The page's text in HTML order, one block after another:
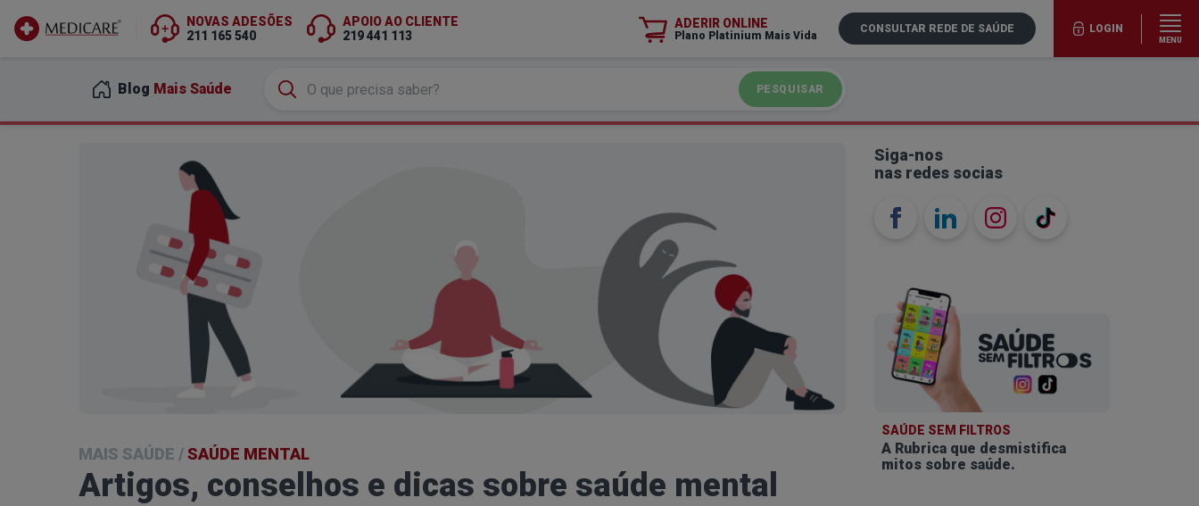
NOVAS ADESÕES
211 165 540
APOIO AO CLIENTE
219 441 113
ADERIR ONLINE
Plano Platinium Mais Vida
CONSULTAR REDE DE SAÚDE LOGIN
MENU
Blog Mais Saúde PESQUISAR
MAIS SAÚDE /SAÚDE MENTAL
Artigos, conselhos e dicas sobre saúde mental
Siga-nos
nas redes socias
SAÚDE SEM FILTROS
A Rubrica que desmistifica
mitos sobre saúde.